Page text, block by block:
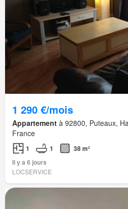
1 290 €/mois
Appartement à 92800, Puteaux,
France
1 1
38 m²
Il y a 6 jours
LOCSERVICE